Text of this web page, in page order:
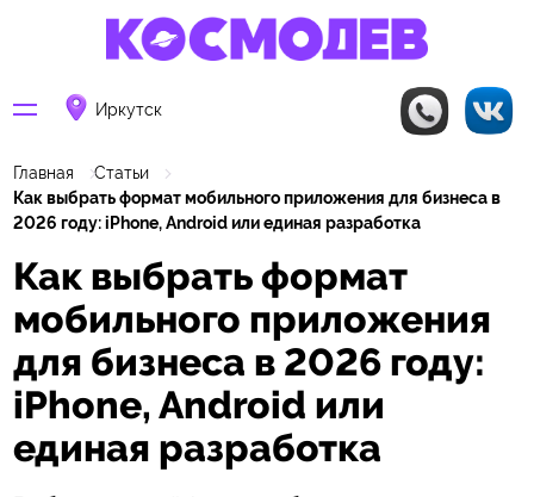
Иркутск
Главная
Статьи
Как выбрать формат мобильного приложения для бизнеса в
2026 году: iPhone, Android или единая разработка
Как выбрать формат
мобильного приложения
для бизнеса в 2026 году:
iPhone, Android или
единая разработка